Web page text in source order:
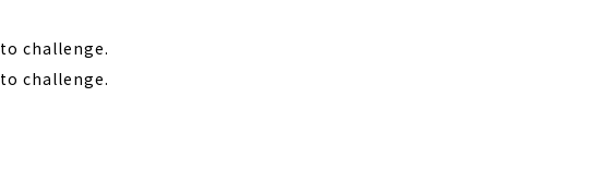
challenge.
challenge.